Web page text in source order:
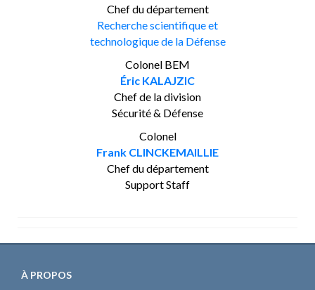
Chef du département
Recherchescientifique et
technologiquede la Défense
Colonel BEM
Éric KALAJZIC
Chef de la division
Sécurité & Défense
Colonel
Frank CLINCKEMAILLIE
Chef du département
Support Staff
À PROPOS